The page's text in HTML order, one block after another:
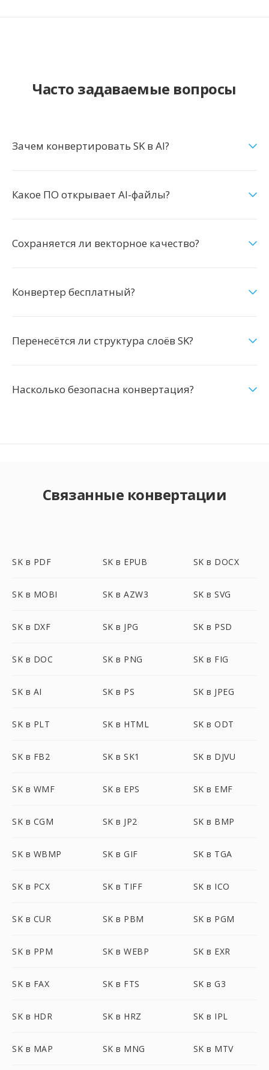
Часто задаваемые вопросы
Зачем конвертировать SK в AI?
Какое ПО открывает AI-файлы?
Сохраняется ли векторное качество?
Конвертер бесплатный?
Перенесётся ли структура слоёв SK?
Насколько безопасна конвертация?
Связанные конвертации
SK в PDF SK в EPUB SK в DOCX
SK в MOBI SK в AZW3 SK в SVG
SK в DXF SK в JPG SK в PSD
SK в DOC SK в PNG SK в FIG
SK в AI SK в PS SK в JPEG
SK в PLT SK в HTML SK в ODT
SK в FB2 SK в SK1 SK в DJVU
SK в WMF SK в EPS SK в EMF
SK в CGM SK в JP2 SK в BMP
SK в WBMP SK в GIF SK в TGA
SK в PCX SK в TIFF SK в ICO
SK в CUR SK в PBM SK в PGM
SK в PPM SK в WEBP SK в EXR
SK в FAX SK в FTS SK в G3
SK в HDR SK в HRZ SK в IPL
SK в MAP SK в MNG SK в MTV